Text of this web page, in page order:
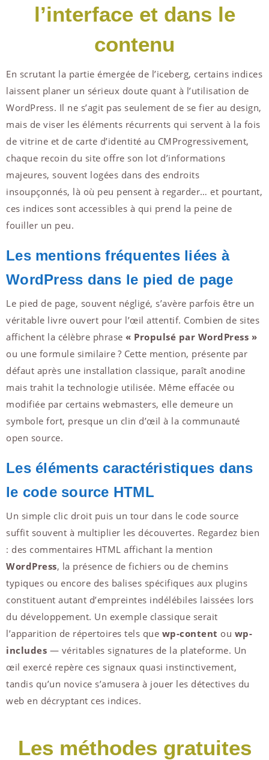
l’interface et dans le
contenu
En scrutant la partie émergée de l’iceberg, certains indices
laissent planer un sérieux doute quant à l’utilisation de
WordPress. Il ne s’agit pas seulement de se fier au design,
mais de viser les éléments récurrents qui servent à la fois
de vitrine et de carte d’identité au CMProgressivement,
chaque recoin du site offre son lot d’informations
majeures, souvent logées dans des endroits
insoupçonnés, là où peu pensent à regarder… et pourtant,
ces indices sont accessibles à qui prend la peine de
fouiller un peu.
Les mentions fréquentes liées à
WordPress dans le pied de page
Le pied de page, souvent négligé, s’avère parfois être un
véritable livre ouvert pour l’œil attentif. Combien de sites
affichent la célèbre phrase « Propulsé par WordPress »
ou une formule similaire ? Cette mention, présente par
défaut après une installation classique, paraît anodine
mais trahit la technologie utilisée. Même effacée ou
modifiée par certains webmasters, elle demeure un
symbole fort, presque un clin d’œil à la communauté
open source.
Les éléments caractéristiques dans
le code source HTML
Un simple clic droit puis un tour dans le code source
suffit souvent à multiplier les découvertes. Regardez bien
: des commentaires HTML affichant la mention
WordPress, la présence de fichiers ou de chemins
typiques ou encore des balises spécifiques aux plugins
constituent autant d’empreintes indélébiles laissées lors
du développement. Un exemple classique serait
l’apparition de répertoires tels que wp-content ou wp-
includes — véritables signatures de la plateforme. Un
œil exercé repère ces signaux quasi instinctivement,
tandis qu’un novice s’amusera à jouer les détectives du
web en décryptant ces indices.
Les méthodes gratuites